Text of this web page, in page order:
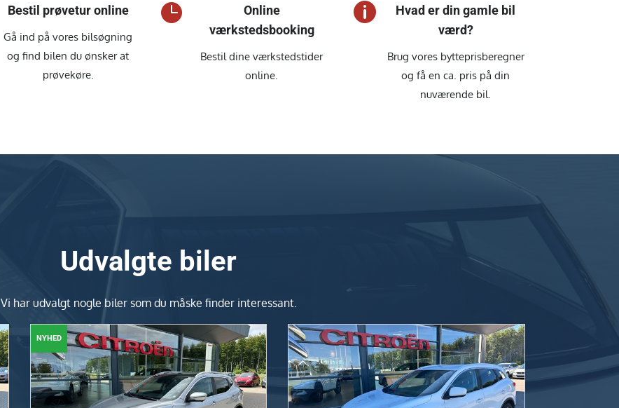
Bestil prøvetur online
Gå ind på vores bilsøgning
og find bilen du ønsker at
prøvekøre.

Online
værkstedsbooking
Bestil dine værkstedstider
online.

Hvad er din gamle bil
værd?
Brug vores bytteprisberegner
og få en ca. pris på din
nuværende bil.
Udvalgte biler
Vi har udvalgt nogle biler som du måske finder interessant.
NYHED